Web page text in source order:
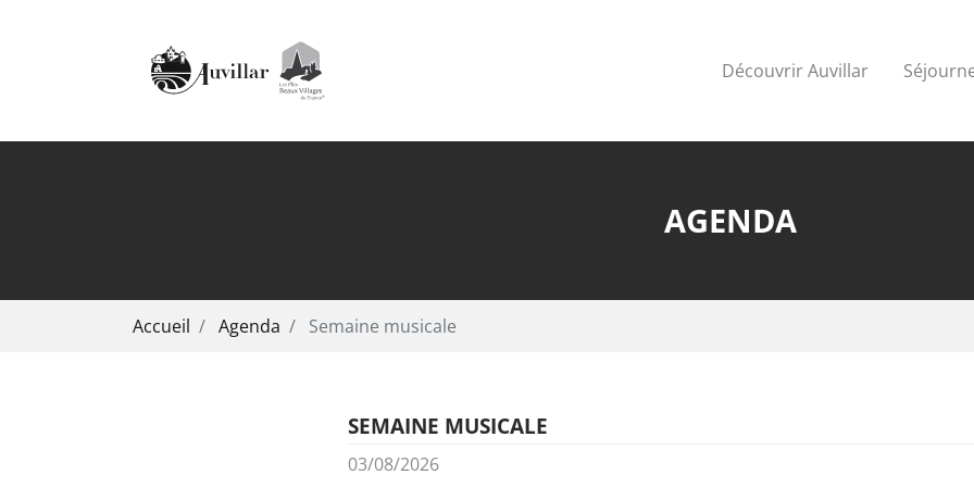
Découvrir Auvillar
AGENDA
Accueil Agenda Semaine musicale
SEMAINE MUSICALE
03/08/2026